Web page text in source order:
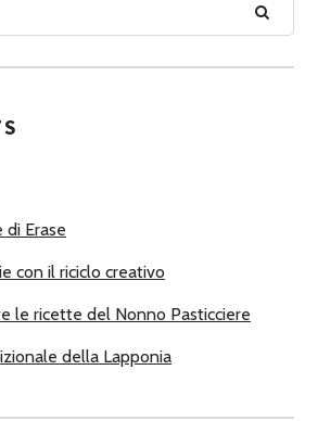
di Erase
con il riciclo creativo
le ricette del Nonno Pasticciere
della Lapponia